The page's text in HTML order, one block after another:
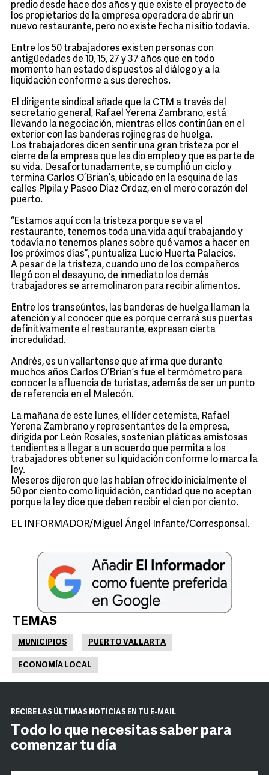
predio desde hace dos años y que existe el proyecto de
los propietarios de la empresa operadora de abrir un
nuevo restaurante, pero no existe fecha ni sitio todavía.
Entre los 50 trabajadores existen personas con
antigüedades de 10, 15, 27 y 37 años que en todo
momento han estado dispuestos al diálogo y a la
liquidación conforme a sus derechos.
El dirigente sindical añade que la CTM a través del
secretario general, Rafael Yerena Zambrano, está
llevando la negociación, mientras ellos continúan en el
exterior con las banderas rojinegras de huelga.
Los trabajadores dicen sentir una gran tristeza por el
cierre de la empresa que les dio empleo y que es parte de
su vida. Desafortunadamente, se cumplió un ciclo y
termina Carlos O’Brian’s, ubicado en la esquina de las
calles Pípila y Paseo Díaz Ordaz, en el mero corazón del
puerto.
“Estamos aquí con la tristeza porque se va el
restaurante, tenemos toda una vida aquí trabajando y
todavía no tenemos planes sobre qué vamos a hacer en
los próximos días”, puntualiza Lucio Huerta Palacios.
A pesar de la tristeza, cuando uno de los compañeros
llegó con el desayuno, de inmediato los demás
trabajadores se arremolinaron para recibir alimentos.
Entre los transeúntes, las banderas de huelga llaman la
atención y al conocer que es porque cerrará sus puertas
definitivamente el restaurante, expresan cierta
incredulidad.
Andrés, es un vallartense que afirma que durante
muchos años Carlos O’Brian’s fue el termómetro para
conocer la afluencia de turistas, además de ser un punto
de referencia en el Malecón.
La mañana de este lunes, el líder cetemista, Rafael
Yerena Zambrano y representantes de la empresa,
dirigida por León Rosales, sostenían pláticas amistosas
tendientes a llegar a un acuerdo que permita a los
trabajadores obtener su liquidación conforme lo marca la
ley.
Meseros dijeron que las habían ofrecido inicialmente el
50 por ciento como liquidación, cantidad que no aceptan
porque la ley dice que deben recibir el cien por ciento.
EL INFORMADOR/Miguel Ángel Infante/Corresponsal.
TEMAS
MUNICIPIOS PUERTO VALLARTA
ECONOMÍA LOCAL
RECIBE LAS ÚLTIMAS NOTICIAS EN TU E-MAIL
Todo lo que necesitas saber para
comenzar tu día